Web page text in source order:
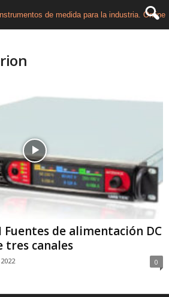
Fuentes de alimentación DC
tres canales
0